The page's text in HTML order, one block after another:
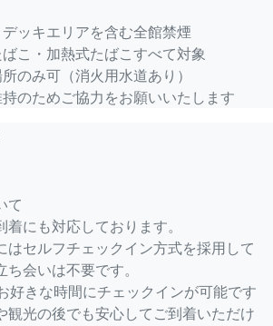
ッキエリアを含む全館禁煙
こ・加熱式たばこすべて対象
のみ可（消火用水道あり）
のためご協力をお願いいたします
て
にも対応しております。
はセルフチェックイン方式を採用して
会いは不要です。
好きな時間にチェックインが可能です
観光の後でも安心してご到着いただけ